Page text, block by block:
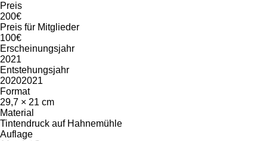
Preis
200€
Preis für Mitglieder
100€
Erscheinungsjahr
2021
Entstehungsjahr
20202021
Format
29,7 × 21 cm
Material
Tintendruck auf Hahnemühle
Auflage